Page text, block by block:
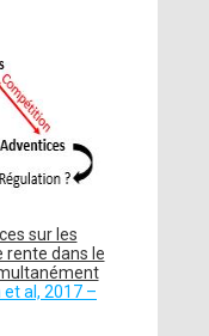
sur les
rente dans le
al, 2017 –